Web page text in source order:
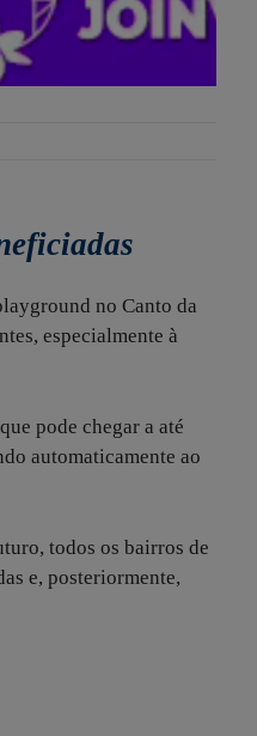
no Canto da
especialmente à
pode chegar a até
automaticamente ao
todos os bairros de
e, posteriormente,